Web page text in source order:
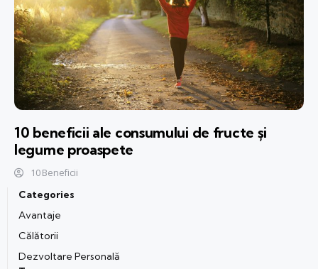
10 beneficii ale consumului de fructe și
legume proaspete
10 Beneficii
Categories
Avantaje
Călătorii
Dezvoltare Personală